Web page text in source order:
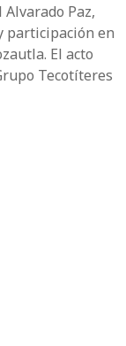
Paz,
participación en
El acto
Tecotíteres